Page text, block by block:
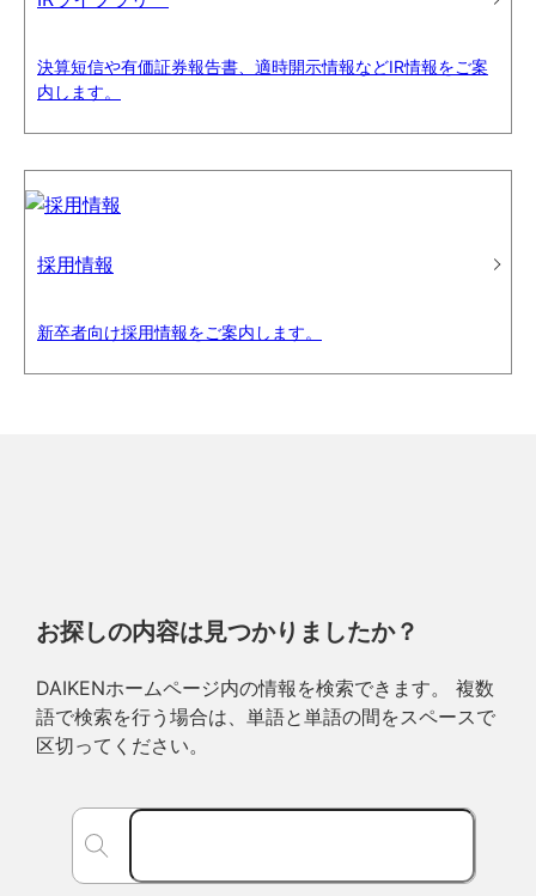
決算短信や有価証券報告書、適時開示情報などIR情報をご案
内します。
採用情報
新卒者向け採用情報をご案内します。
お探しの内容は見つかりましたか？
DAIKENホームページ内の情報を検索できます。 複数
語で検索を行う場合は、単語と単語の間をスペースで
区切ってください。